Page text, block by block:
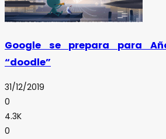
Google se prepara para
“doodle”
31/12/2019
0
4.3K
0